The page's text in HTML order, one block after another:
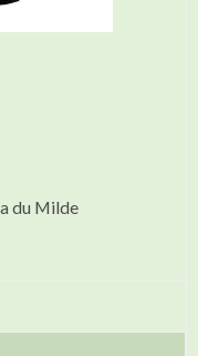
du Milde